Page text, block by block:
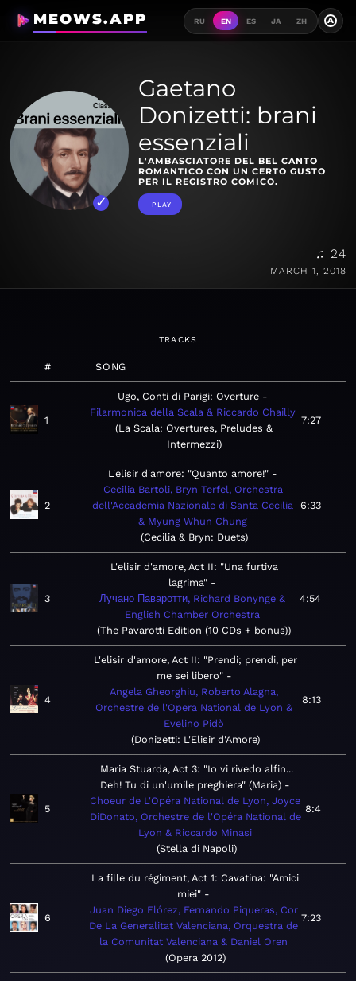
MEOWS.APP RU EN ES JA ZH A
Gaetano
Donizetti: brani
essenziali
L'AMBASCIATORE DEL BEL CANTO
ROMANTICO CON UN CERTO GUSTO
PER IL REGISTRO COMICO.
PLAY
♫ 24
MARCH 1, 2018
TRACKS
# SONG
1
Ugo, Conti di Parigi: Overture
Filarmonica della Scala & Riccardo Chailly
La Scala: Overtures, Preludes &
Intermezzi
7:27
2
L'elisir d'amore: "Quanto amore!"
Cecilia Bartoli, Bryn Terfel, Orchestra
dell'Accademia Nazionale di Santa Cecilia
& Myung Whun Chung
Cecilia & Bryn: Duets
6:33
3
L'elisir d'amore, Act II: "Una furtiva
lagrima"
Лучано Паваротти, Richard Bonynge &
English Chamber Orchestra
The Pavarotti Edition (10 CDs + bonus)
4:54
4
L'elisir d'amore, Act II: "Prendi; prendi, per
me sei libero"
Angela Gheorghiu, Roberto Alagna,
Orchestre de l'Opera National de Lyon &
Evelino Pidò
Donizetti: L'Elisir d'Amore
8:13
5
Maria Stuarda, Act 3: "Io vi rivedo alfin...
Deh! Tu di un'umile preghiera" (Maria)
Choeur de L'Opéra National de Lyon, Joyce
DiDonato, Orchestre de l'Opéra National de
Lyon & Riccardo Minasi
Stella di Napoli
8:4
6
La fille du régiment, Act 1: Cavatina: "Amici
miei"
Juan Diego Flórez, Fernando Piqueras, Cor
De La Generalitat Valenciana, Orquestra de
la Comunitat Valenciana & Daniel Oren
Opera 2012
7:23